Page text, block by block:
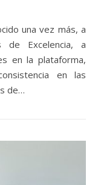
de Excelencia, a
en la plataforma,
en las
de…